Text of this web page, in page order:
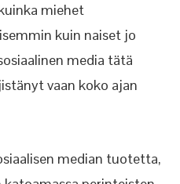
miehet
kuin naiset jo
media tätä
vaan koko ajan
median tuotetta,